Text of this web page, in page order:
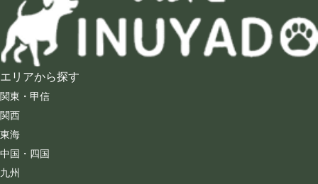
エリアから探す
関東・甲信
関西
東海
中国・四国
九州